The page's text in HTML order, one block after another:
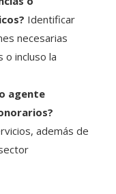
Identificar
necesarias
o incluso la
agente
además de